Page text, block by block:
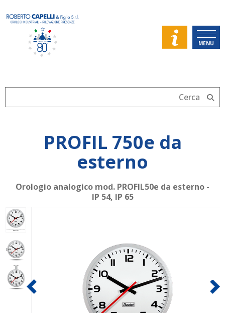
MENU
PROFIL 750e da
esterno
Orologio analogico mod. PROFIL50e da esterno -
IP 54, IP 65